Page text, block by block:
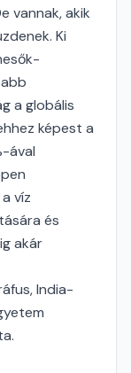
vannak, akik
Ki
a globális
képest a
ával
víz
és
akár
India-